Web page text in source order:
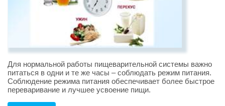
Для нормальной работы пищеварительной системы важно
питаться в одни и те же часы – соблюдать режим питания.
Соблюдение режима питания обеспечивает более быстрое
переваривание и лучшее усвоение пищи.